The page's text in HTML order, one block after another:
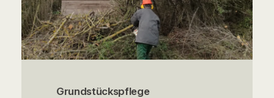
Grundstückspflege